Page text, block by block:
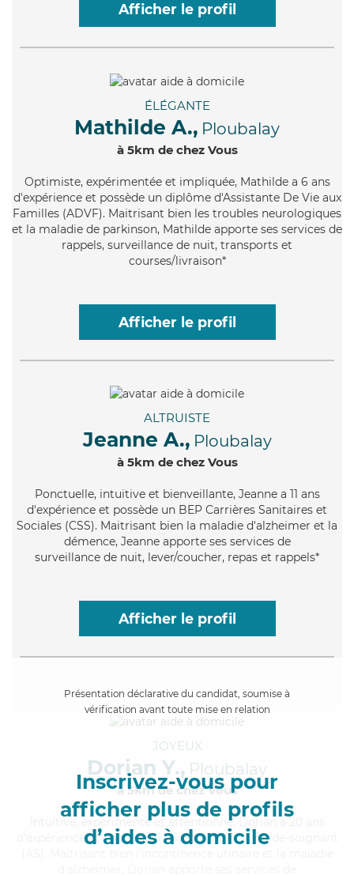
Afficher le profil
ÉLÉGANTE
Mathilde A., Ploubalay
à 5km de chez Vous
Optimiste, expérimentée et impliquée, Mathilde a 6 ans
d'expérience et possède un diplôme d'Assistante De Vie aux
Familles (ADVF). Maitrisant bien les troubles neurologiques
et la maladie de parkinson, Mathilde apporte ses services de
rappels, surveillance de nuit, transports et
courses/livraison*
Afficher le profil
ALTRUISTE
Jeanne A., Ploubalay
à 5km de chez Vous
Ponctuelle, intuitive et bienveillante, Jeanne a 11 ans
d'expérience et possède un BEP Carrières Sanitaires et
Sociales (CSS). Maitrisant bien la maladie d'alzheimer et la
démence, Jeanne apporte ses services de
surveillance de nuit, lever/coucher, repas et rappels*
Afficher le profil
Présentation déclarative du candidat, soumise à
vérification avant toute mise en relation
Inscrivez-vous pour
afficher plus de profils
d’aides à domicile
JOYEUX
Dorian Y., Ploubalay
à 5km de chez Vous
, expérimenté et attentionné, Dorian a 20 ans
d'expérience et possède un diplôme d'Etat d'aide-soignant